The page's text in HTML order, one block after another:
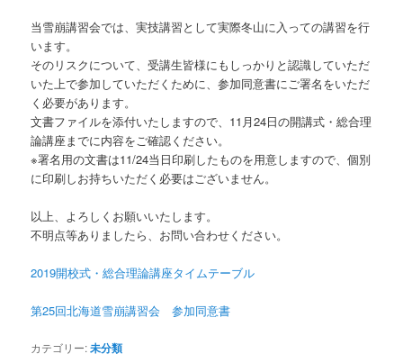
当雪崩講習会では、実技講習として実際冬山に入っての講習を行
います。
そのリスクについて、受講生皆様にもしっかりと認識していただ
いた上で参加していただくために、参加同意書にご署名をいただ
く必要があります。
文書ファイルを添付いたしますので、11月24日の開講式・総合理
論講座までに内容をご確認ください。
※署名用の文書は11/24当日印刷したものを用意しますので、個別
に印刷しお持ちいただく必要はございません。
以上、よろしくお願いいたします。
不明点等ありましたら、お問い合わせください。
2019開校式・総合理論講座タイムテーブル
第25回北海道雪崩講習会 参加同意書
カテゴリー:未分類